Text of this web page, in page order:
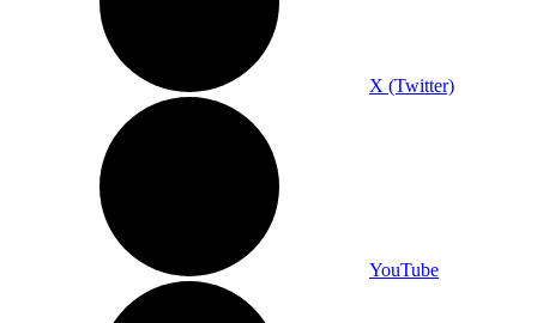
X (Twitter)
YouTube